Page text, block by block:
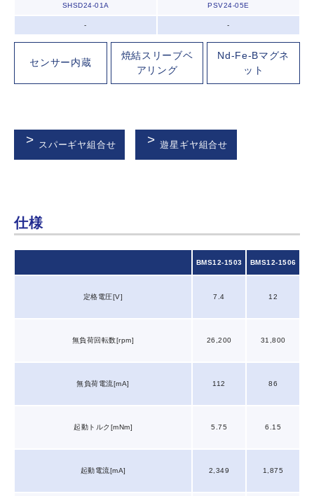
SHSD24-01A PSV24-05E
- -
センサー内蔵
焼結スリーブベ
アリング
Nd-Fe-Bマグネ
ット
スパーギヤ組合せ 遊星ギヤ組合せ
仕様
BMS12-1503 BMS12-1506
定格電圧[V] 7.4 12
無負荷回転数[rpm] 26,200 31,800
無負荷電流[mA] 112 86
起動トルク[mNm] 5.75 6.15
起動電流[mA] 2,349 1,875